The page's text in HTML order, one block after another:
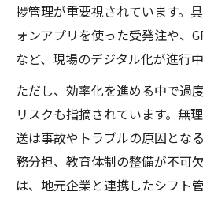
捗管理が重要視されています。
ォンアプリを使った受発注や、
など、現場のデジタル化が進行中
ただし、効率化を進める中で過
リスクも指摘されています。無
送は事故やトラブルの原因とな
務分担、教育体制の整備が不可
は、地元企業と連携したシフト